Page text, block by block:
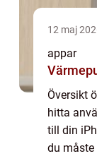
12 maj
appar
Översikt
hitta
till din
du måste